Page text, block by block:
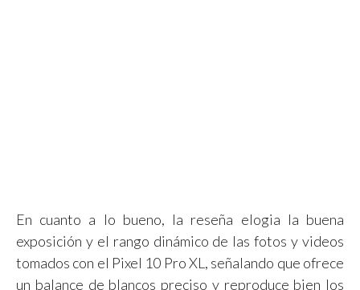
En cuanto a lo bueno, la reseña elogia la buena
exposición y el rango dinámico de las fotos y videos
tomados con el Pixel 10 Pro XL, señalando que ofrece
un balance de blancos preciso y reproduce bien los